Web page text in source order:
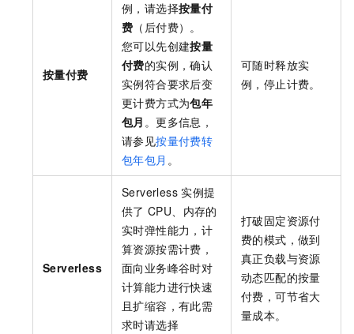
按量付费
例，请选择按量付
费 （后付费）。
您可以先创建按量
付费的实例，确认
实例符合要求后变
更计费方式为包年
包月 。更多信息，
请参见按量付费转
包年包月 。
可随时释放实
例，停止计费。
Serverless
Serverless 实例提
供了 CPU、内存的
实时弹性能力，计
算资源按需计费，
面向业务峰谷时对
计算能力进行快速
且扩缩容，有此需
求时请选择
打破固定资源付
费的模式，做到
真正负载与资源
动态匹配的按量
付费，可节省大
量成本。